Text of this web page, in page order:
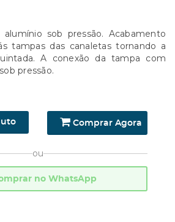
sob pressão. Acabamento
tampas das canaletas tornando a
A conexão da tampa com
pressão.
Comprar Agora
ou
no WhatsApp